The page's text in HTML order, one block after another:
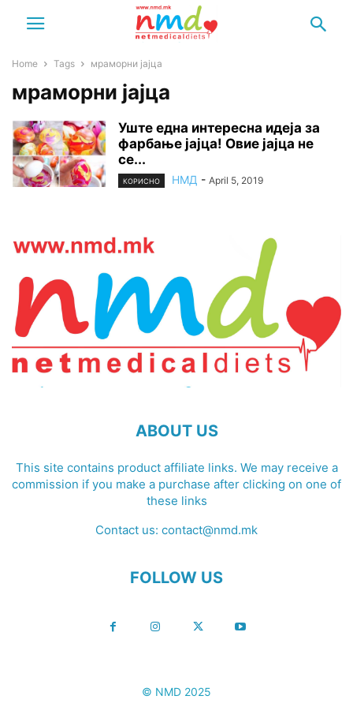
Home Tags мраморни јајца
мраморни јајца
Уште една интересна идеја за
фарбање јајца! Овие јајца не
се...
КОРИСНО НМД - April 5, 2019
ABOUT US
This site contains product affiliate links. We may receive a
commission if you make a purchase after clicking on one of
these links
Contact us: contact@nmd.mk
FOLLOW US
© NMD 2025